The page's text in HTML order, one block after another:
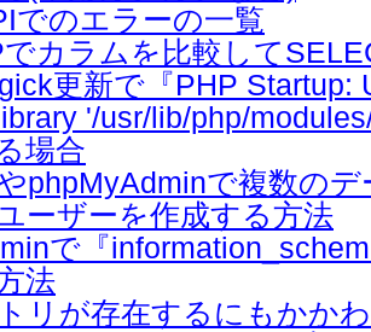
でのエラーの一覧
カラムを比較して
更新で『PHP Startup:
'/usr/lib/php/
場合
phpMyAdminで複数の
ーザーを作成する方法
で『
法
リが存在するにもかか